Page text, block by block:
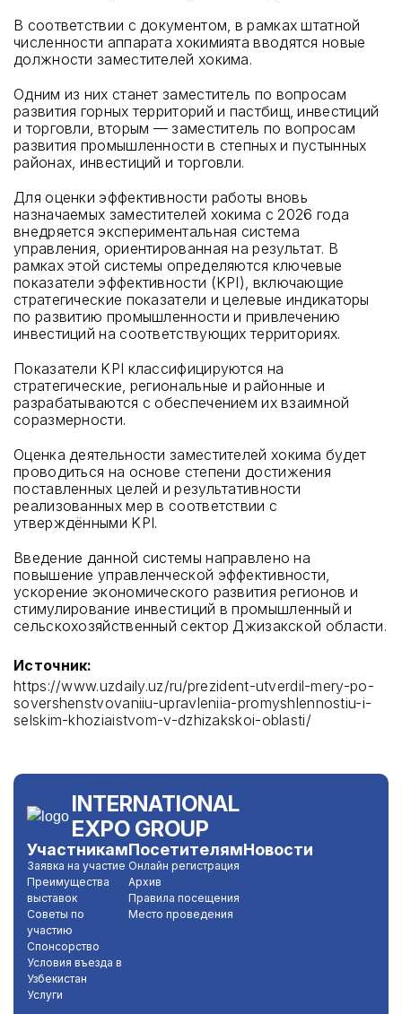
В соответствии с документом, в рамках штатной
численности аппарата хокимията вводятся новые
должности заместителей хокима.
Одним из них станет заместитель по вопросам
развития горных территорий и пастбищ, инвестиций
и торговли, вторым — заместитель по вопросам
развития промышленности в степных и пустынных
районах, инвестиций и торговли.
Для оценки эффективности работы вновь
назначаемых заместителей хокима с 2026 года
внедряется экспериментальная система
управления, ориентированная на результат. В
рамках этой системы определяются ключевые
показатели эффективности (KPI), включающие
стратегические показатели и целевые индикаторы
по развитию промышленности и привлечению
инвестиций на соответствующих территориях.
Показатели KPI классифицируются на
стратегические, региональные и районные и
разрабатываются с обеспечением их взаимной
соразмерности.
Оценка деятельности заместителей хокима будет
проводиться на основе степени достижения
поставленных целей и результативности
реализованных мер в соответствии с
утверждёнными KPI.
Введение данной системы направлено на
повышение управленческой эффективности,
ускорение экономического развития регионов и
стимулирование инвестиций в промышленный и
сельскохозяйственный сектор Джизакской области.
Источник:
https://www.uzdaily.uz/ru/prezident-utverdil-mery-po-
sovershenstvovaniiu-upravleniia-promyshlennostiu-i-
selskim-khoziaistvom-v-dzhizakskoi-oblasti/
INTERNATIONAL
EXPO GROUP
Участникам
Заявка на участие
Преимущества
выставок
Советы по
участию
Спонсорство
Условия въезда в
Узбекистан
Услуги
Посетителям
Онлайн регистрация
Архив
Правила посещения
Место проведения
Новости